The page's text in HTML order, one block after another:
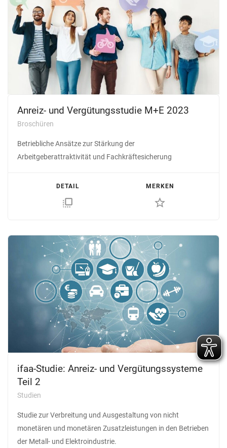
Anreiz- und Vergütungsstudie M+E 2023
Broschüren
Betriebliche Ansätze zur Stärkung der
Arbeitgeberattraktivität und Fachkräftesicherung
DETAIL
flip_to_front
MERKEN
star_border
ifaa-Studie: Anreiz- und Vergütungssysteme
Teil 2
Studien
Studie zur Verbreitung und Ausgestaltung von nicht
monetären und monetären Zusatzleistungen in den Betrieben
der Metall- und Elektroindustrie.